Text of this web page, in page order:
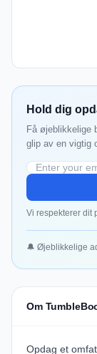
Hold dig
Få øjeblikkelige
glip av en vigtig
Vi respekterer dit
🔔 Øjeblikkelige
Om
Opdag et